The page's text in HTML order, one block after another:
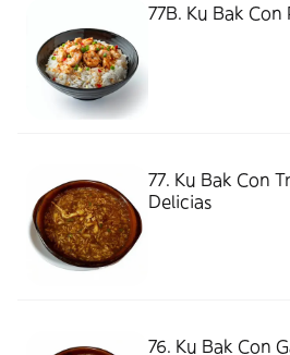
77B. Ku Bak Con
77. Ku Bak Con
Delicias
76. Ku Bak Con